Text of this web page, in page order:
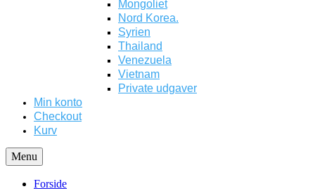
Mongoliet
Nord Korea.
Syrien
Thailand
Venezuela
Vietnam
Private udgaver
Min konto
Checkout
Kurv
Menu
Forside